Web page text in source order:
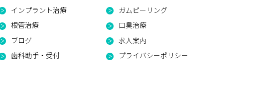
インプラント治療
ガムピーリング
根管治療
口臭治療
ブログ
求人案内
歯科助手・受付
プライバシーポリシー